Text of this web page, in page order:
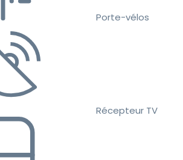
Porte-vélos
Récepteur TV